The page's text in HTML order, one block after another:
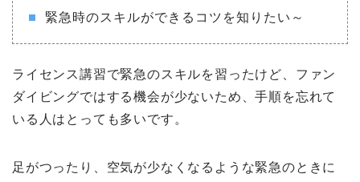
緊急時のスキルができるコツを知りたい～
ライセンス講習で緊急のスキルを習ったけど、ファン
ダイビングではする機会が少ないため、手順を忘れて
いる人はとっても多いです。
足がつったり、空気が少なくなるような緊急のときに